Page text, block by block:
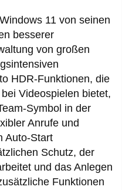
11 von seinen
besserer
von großen
HDR-Funktionen, die
Videospielen bietet,
Symbol in der
Anrufe und
Auto-Start
Schutz, der
und das Anlegen
Funktionen